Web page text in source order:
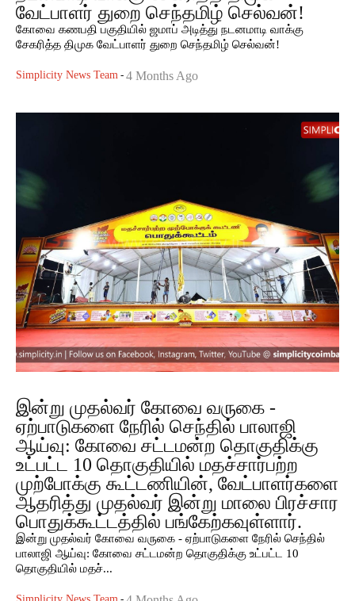
வேட்பாளர் துறை செந்தமிழ் செல்வன்!
கோவை கணபதி பகுதியில் ஜமாப் அடித்து நடனமாடி வாக்கு
சேகரித்த திமுக வேட்பாளர் துறை செந்தமிழ் செல்வன்!
Simplicity News Team - 4 Months Ago
இன்று முதல்வர் கோவை வருகை -
ஏற்பாடுகளை நேரில் செந்தில் பாலாஜி
ஆய்வு: கோவை சட்டமன்ற தொகுதிக்கு
உட்பட்ட 10 தொகுதியில் மதச்சார்பற்ற
முற்போக்கு கூட்டணியின், வேட்பாளர்களை
ஆதரித்து முதல்வர் இன்று மாலை பிரச்சார
பொதுக்கூட்டத்தில் பங்கேற்கவுள்ளார்.
இன்று முதல்வர் கோவை வருகை - ஏற்பாடுகளை நேரில் செந்தில்
பாலாஜி ஆய்வு: கோவை சட்டமன்ற தொகுதிக்கு உட்பட்ட 10
தொகுதியில் மதச்...